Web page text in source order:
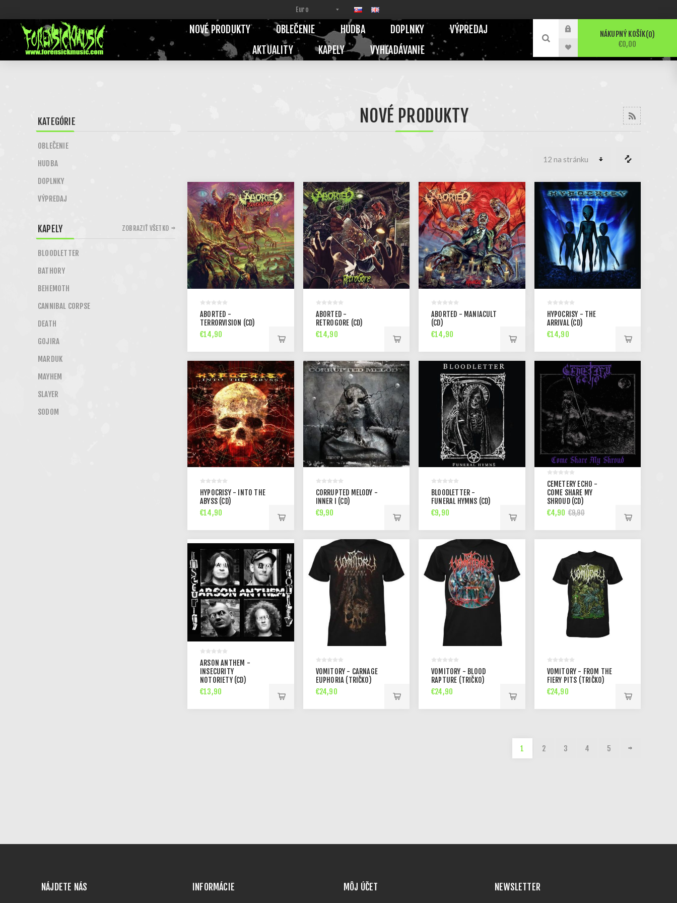
NOVÉ PRODUKTY OBLEČENIE HUDBA DOPLNKY
VÝPREDAJ
AKTUALITY
KAPELY VYHĽADÁVANIE
NÁKUPNÝ KOŠÍK 0
€0,00
NOVÉ PRODUKTY
ABORTED -
TERRORVISION (CD)
€14,90
ABORTED -
RETROGORE (CD)
€14,90
ABORTED - MANIACULT
(CD)
€14,90
HYPOCRISY - THE
ARRIVAL (CD)
€14,90
HYPOCRISY - INTO THE
ABYSS (CD)
€14,90
CORRUPTED MELODY -
INNER I (CD)
€9,90
BLOODLETTER -
FUNERAL HYMNS (CD)
€9,90
CEMETERY ECHO -
COME SHARE MY
SHROUD (CD)
€4,90 €9,90
ARSON ANTHEM -
INSECURITY
NOTORIETY (CD)
€13,90
VOMITORY - CARNAGE
EUPHORIA (TRIČKO)
€24,90
VOMITORY - BLOOD
RAPTURE (TRIČKO)
€24,90
VOMITORY - FROM THE
FIERY PITS (TRIČKO)
€24,90
1 2 3 4 5
KATEGÓRIE
OBLEČENIE
HUDBA
DOPLNKY
VÝPREDAJ
KAPELY
BLOODLETTER
BATHORY
BEHEMOTH
CANNIBAL CORPSE
DEATH
GOJIRA
MARDUK
MAYHEM
SLAYER
SODOM
ZOBRAZIŤ VŠETKO
NÁJDETE NÁS INFORMÁCIE MÔJ ÚČET NEWSLETTER